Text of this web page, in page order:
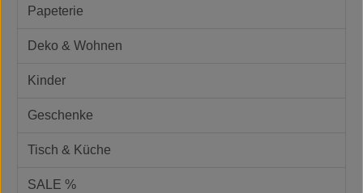
Papeterie
Deko & Wohnen
Kinder
Geschenke
Tisch & Küche
SALE %